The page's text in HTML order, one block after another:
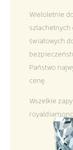
Wieloletnie
światowych
Państwo
cenę.
Wszelkie
ROYAL
Diamenty | Biżuteria
SALON